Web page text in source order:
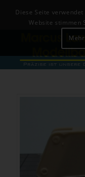
Diese Seite
Website stimmen